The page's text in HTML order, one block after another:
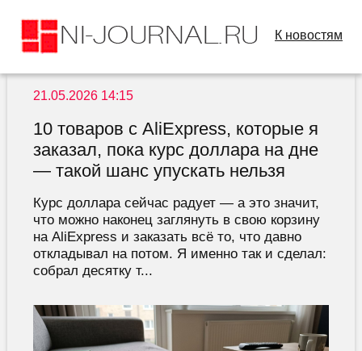
К новостям
21.05.2026 14:15
10 товаров с AliExpress, которые я
заказал, пока курс доллара на дне
— такой шанс упускать нельзя
Курс доллара сейчас радует — а это значит,
что можно наконец заглянуть в свою корзину
на AliExpress и заказать всё то, что давно
откладывал на потом. Я именно так и сделал:
собрал десятку т...